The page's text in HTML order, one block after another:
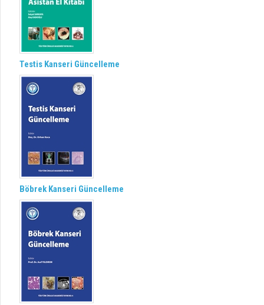
Testis Kanseri Güncelleme
Böbrek Kanseri Güncelleme